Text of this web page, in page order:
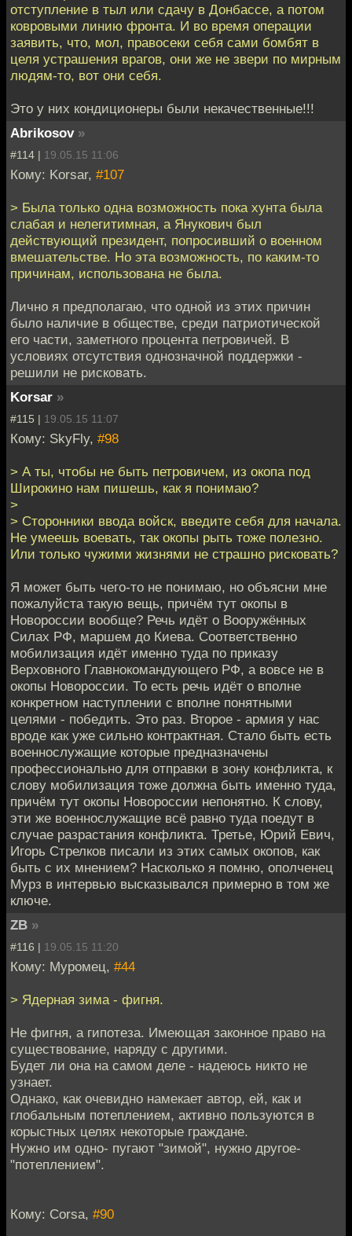
отступление в тыл или сдачу в Донбассе, а потом
ковровыми линию фронта. И во время операции
заявить, что, мол, правосеки себя сами бомбят в
целя устрашения врагов, они же не звери по мирным
людям-то, вот они себя.
Это у них кондиционеры были некачественные!!!
Abrikosov »
#114 | 19.05.15 11:06
Кому: Korsar, #107
> Была только одна возможность пока хунта была
слабая и нелегитимная, а Янукович был
действующий президент, попросивший о военном
вмешательстве. Но эта возможность, по каким-то
причинам, использована не была.
Лично я предполагаю, что одной из этих причин
было наличие в обществе, среди патриотической
его части, заметного процента петровичей. В
условиях отсутствия однозначной поддержки -
решили не рисковать.
Korsar »
#115 | 19.05.15 11:07
Кому: SkyFly, #98
> А ты, чтобы не быть петровичем, из окопа под
Широкино нам пишешь, как я понимаю?
>
> Сторонники ввода войск, введите себя для начала.
Не умеешь воевать, так окопы рыть тоже полезно.
Или только чужими жизнями не страшно рисковать?
Я может быть чего-то не понимаю, но объясни мне
пожалуйста такую вещь, причём тут окопы в
Новороссии вообще? Речь идёт о Вооружённых
Силах РФ, маршем до Киева. Соответственно
мобилизация идёт именно туда по приказу
Верховного Главнокомандующего РФ, а вовсе не в
окопы Новороссии. То есть речь идёт о вполне
конкретном наступлении с вполне понятными
целями - победить. Это раз. Второе - армия у нас
вроде как уже сильно контрактная. Стало быть есть
военнослужащие которые предназначены
профессионально для отправки в зону конфликта, к
слову мобилизация тоже должна быть именно туда,
причём тут окопы Новороссии непонятно. К слову,
эти же военнослужащие всё равно туда поедут в
случае разрастания конфликта. Третье, Юрий Евич,
Игорь Стрелков писали из этих самых окопов, как
быть с их мнением? Насколько я помню, ополченец
Мурз в интервью высказывался примерно в том же
ключе.
ZB »
#116 | 19.05.15 11:20
Кому: Муромец, #44
> Ядерная зима - фигня.
Не фигня, а гипотеза. Имеющая законное право на
существование, наряду с другими.
Будет ли она на самом деле - надеюсь никто не
узнает.
Однако, как очевидно намекает автор, ей, как и
глобальным потеплением, активно пользуются в
корыстных целях некоторые граждане.
Нужно им одно- пугают "зимой", нужно другое-
"потеплением".
Кому: Corsa, #90